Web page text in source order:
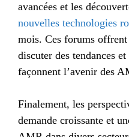
avancées et les
nouvelles technologies
mois. Ces forums
discuter des tendances
façonnent l’avenir des
Finalement, les
demande croissante et